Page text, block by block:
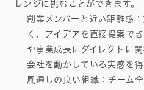
レンジに挑むことができます。
創業メンバーと近い距離感
く、アイデアを直接提案で
や事業成長にダイレクトに
会社を動かしている実感を得
風通しの良い組織：チーム